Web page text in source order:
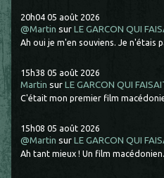
20h04 05 août 2026
@Martin surLE GARCON QUI
Ah oui je m'en souviens. Je n'étais
15h38 05 août 2026
Martin surLE GARCON QUI
C'était mon premier film
15h08 05 août 2026
@Martin surLE GARCON QUI
Ah tant mieux ! Un film